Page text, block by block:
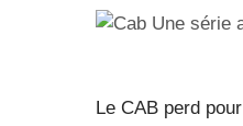
Le CAB perd